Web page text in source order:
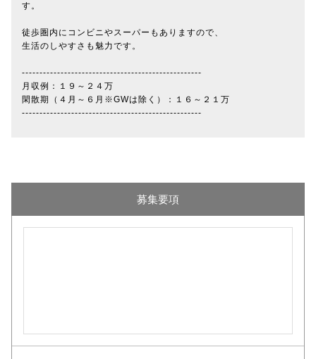
す。
徒歩圏内にコンビニやスーパーもありますので、
生活のしやすさも魅力です。
---------------------------------------------------
月収例：１９～２４万
閑散期（４月～６月※GWは除く）：１６～２１万
---------------------------------------------------
募集要項